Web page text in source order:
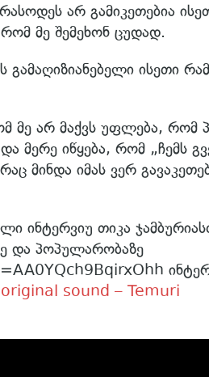
არ გამიკეთებია
მე შემეხონ ცუდად.
ისეთი
არ მაქვს უფლება, რომ
მერე იწყება, რომ „ჩემს
მინდა იმას ვერ
ინტერვიუ თიკა
და პოპულარობაზე
sound – Temuri